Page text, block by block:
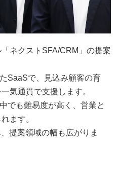
ネクストSFA/CRM」の提案
SaaSで、見込み顧客の育
気通貫で支援します。
でも難易度が高く、営業と
ます。
提案領域の幅も広がりま